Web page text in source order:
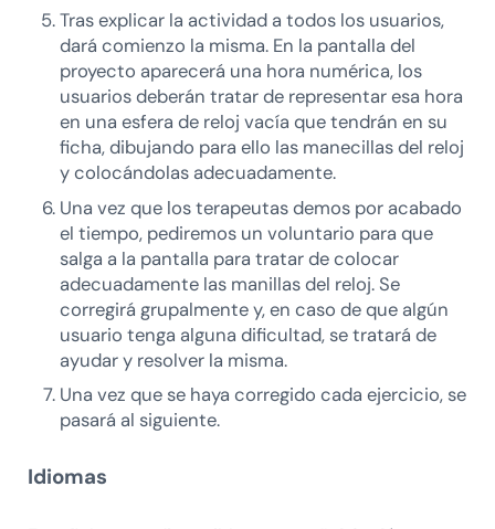
Tras explicar la actividad a todos los usuarios,
dará comienzo la misma. En la pantalla del
proyecto aparecerá una hora numérica, los
usuarios deberán tratar de representar esa hora
en una esfera de reloj vacía que tendrán en su
ficha, dibujando para ello las manecillas del reloj
y colocándolas adecuadamente.
Una vez que los terapeutas demos por acabado
el tiempo, pediremos un voluntario para que
salga a la pantalla para tratar de colocar
adecuadamente las manillas del reloj. Se
corregirá grupalmente y, en caso de que algún
usuario tenga alguna dificultad, se tratará de
ayudar y resolver la misma.
Una vez que se haya corregido cada ejercicio, se
pasará al siguiente.
Idiomas